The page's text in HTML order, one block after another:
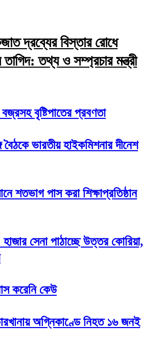
দ্রব্যের বিস্তার রোধে
তাগিদ: তথ্য ও সম্প্রচার মন্ত্রী
বজ্রসহ বৃষ্টিপাতের প্রবণতা
বৈঠকে ভারতীয় হাইকমিশনার দীনেশ
শতভাগ পাস করা শিক্ষাপ্রতিষ্ঠান
সেনা পাঠাচ্ছে উত্তর কোরিয়া,
করেনি কেউ
অগ্নিকাণ্ডে নিহত ১৬ জনই